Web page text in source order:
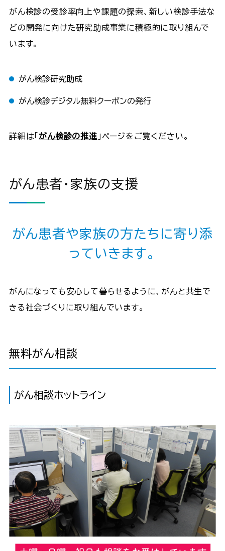
がん検診の受診率向上や課題の探索、新しい検診手法な
どの開発に向けた研究助成事業に積極的に取り組んで
います。
がん検診研究助成
がん検診デジタル無料クーポンの発行
詳細は「 がん検診の推進 」ページをご覧ください。
がん患者・家族の支援
がん患者や家族の方たちに寄り添
っていきます。
がんになっても安心して暮らせるように、がんと共生で
きる社会づくりに取り組んでいます。
無料がん相談
がん相談ホットライン